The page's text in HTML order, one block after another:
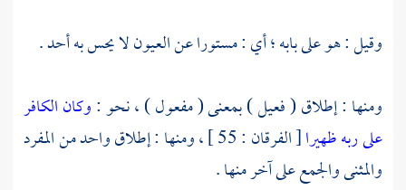
وقيل : هو على بابه ؛ أي : مستورا عن العيون لا يحس به أحد .
ومنها : إطلاق ( فعيل ) بمعنى ( مفعول ) ، نحو :وكان الكافر
على ربه ظهيرا
[ الفرقان : 55 ] ، ومنها : إطلاق واحد من المفرد
والمثنى والجمع على آخر منها .